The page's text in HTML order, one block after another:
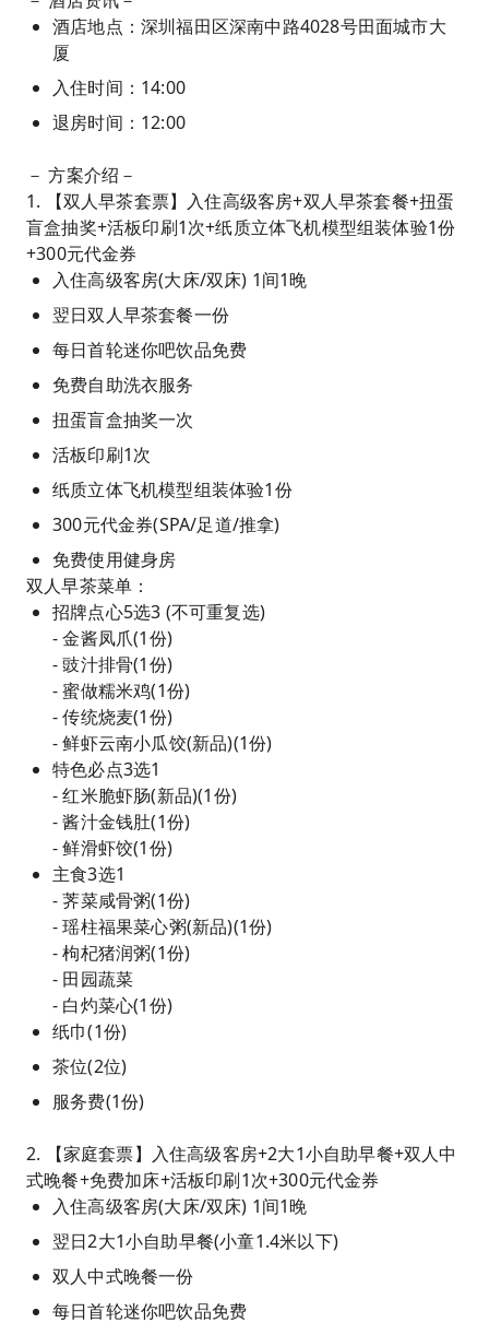
酒店地点：深圳福田区深南中路4028号田面城市大
厦
入住时间：14:00
退房时间：12:00
－ 方案介绍－
1. 【双人早茶套票】入住高级客房+双人早茶套餐+扭蛋
盲盒抽奖+活板印刷1次+纸质立体飞机模型组装体验1份
+300元代金券
入住高级客房(大床/双床) 1间1晚
翌日双人早茶套餐一份
每日首轮迷你吧饮品免费
免费自助洗衣服务
扭蛋盲盒抽奖一次
活板印刷1次
纸质立体飞机模型组装体验1份
300元代金券(SPA/足道/推拿)
免费使用健身房
双人早茶菜单：
招牌点心5选3 (不可重复选)
- 金酱凤爪(1份)
- 豉汁排骨(1份)
- 蜜做糯米鸡(1份)
- 传统烧麦(1份)
- 鲜虾云南小瓜饺(新品)(1份)
特色必点3选1
- 红米脆虾肠(新品)(1份)
- 酱汁金钱肚(1份)
- 鲜滑虾饺(1份)
主食3选1
- 荠菜咸骨粥(1份)
- 瑶柱福果菜心粥(新品)(1份)
- 枸杞猪润粥(1份)
- 田园蔬菜
- 白灼菜心(1份)
纸巾(1份)
茶位(2位)
服务费(1份)
2. 【家庭套票】入住高级客房+2大1小自助早餐+双人中
式晚餐+免费加床+活板印刷1次+300元代金券
入住高级客房(大床/双床) 1间1晚
翌日2大1小自助早餐(小童1.4米以下)
双人中式晚餐一份
每日首轮迷你吧饮品免费